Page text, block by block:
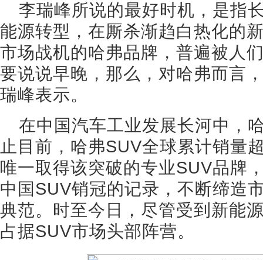
李瑞峰所说的最好时机，是指
能源转型，在厮杀渐趋白热化的
市场战机的哈弗品牌，普遍被人
要说说早晚，那么，对哈弗而言
瑞峰表示。
在中国汽车工业发展长河中，
止目前，哈弗SUV全球累计销量
唯一取得该突破的专业SUV品牌
中国SUV销冠的记录，不断缔造
典范。时至今日，尽管受到新能
占据SUV市场头部阵营。